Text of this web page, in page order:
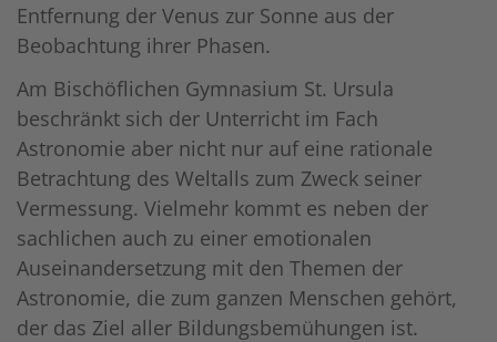
Entfernung der Venus zur Sonne aus der
Beobachtung ihrer Phasen.
Am Bischöflichen Gymnasium St. Ursula
beschränkt sich der Unterricht im Fach
Astronomie aber nicht nur auf eine rationale
Betrachtung des Weltalls zum Zweck seiner
Vermessung. Vielmehr kommt es neben der
sachlichen auch zu einer emotionalen
Auseinandersetzung mit den Themen der
Astronomie, die zum ganzen Menschen gehört,
der das Ziel aller Bildungsbemühungen ist.